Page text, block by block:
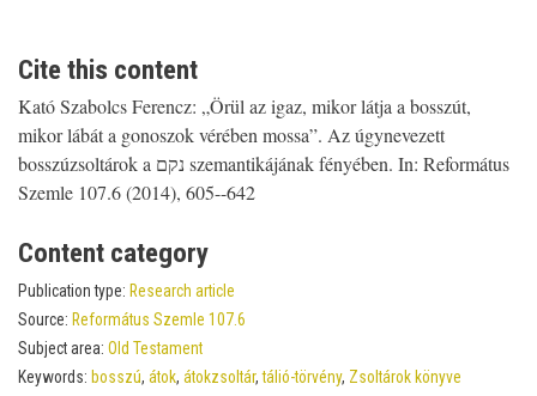
Cite this content
Kató Szabolcs Ferencz: „Örül az igaz, mikor látja a bosszút,
mikor lábát a gonoszok vérében mossa”. Az úgynevezett
bosszúzsoltárok a נקם szemantikájának fényében. In: Református
Szemle 107.6 (2014), 605--642
Content category
Publication type: Research article
Source: Református Szemle 107.6
Subject area: Old Testament
Keywords: bosszú, átok, átokzsoltár,tálió-törvény, Zsoltárok könyve